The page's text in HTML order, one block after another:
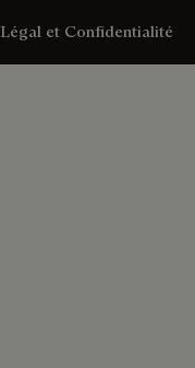
Légal et Confidentialité